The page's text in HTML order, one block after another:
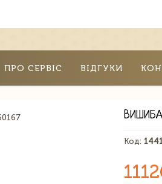
ПРО СЕРВІС ВІДГУКИ
Код: